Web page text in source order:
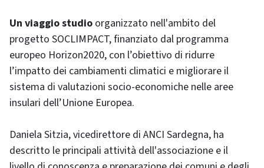
Un viaggio studio organizzato nell'ambito del
progetto SOCLIMPACT, finanziato dal programma
europeo Horizon2020, con l’obiettivo di ridurre
l’impatto dei cambiamenti climatici e migliorare il
sistema di valutazioni socio-economiche nelle aree
insulari dell’Unione Europea.
Daniela Sitzia, vicedirettore di ANCI Sardegna, ha
descritto le principali attività dell'associazione e il